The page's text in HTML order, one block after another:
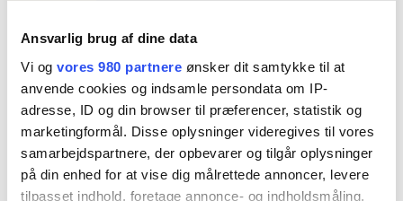
Ansvarlig brug af dine data
Vi og vores 980 partnere ønsker dit samtykke til at
anvende cookies og indsamle persondata om IP-
adresse, ID og din browser til præferencer, statistik og
marketingformål. Disse oplysninger videregives til vores
samarbejdspartnere, der opbevarer og tilgår oplysninger
på din enhed for at vise dig målrettede annoncer, levere
tilpasset indhold, foretage annonce- og indholdsmåling,
Årstidens salat
Med udvalg af årstidens råvarer
Svampesauce
Tilsmagt med grønne madagaskarpeber